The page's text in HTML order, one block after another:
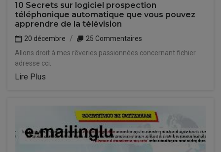
10 Secrets sur logiciel prospection
téléphonique automatique que vous pouvez
apprendre de la télévision
20 décembre
25 Commentaires
Allons droit à mes rêveries passionnées concernant fichier
adresse cci.
Lire Plus